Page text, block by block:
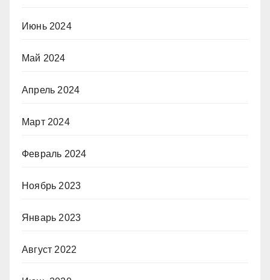
Июнь 2024
Май 2024
Апрель 2024
Март 2024
Февраль 2024
Ноябрь 2023
Январь 2023
Август 2022